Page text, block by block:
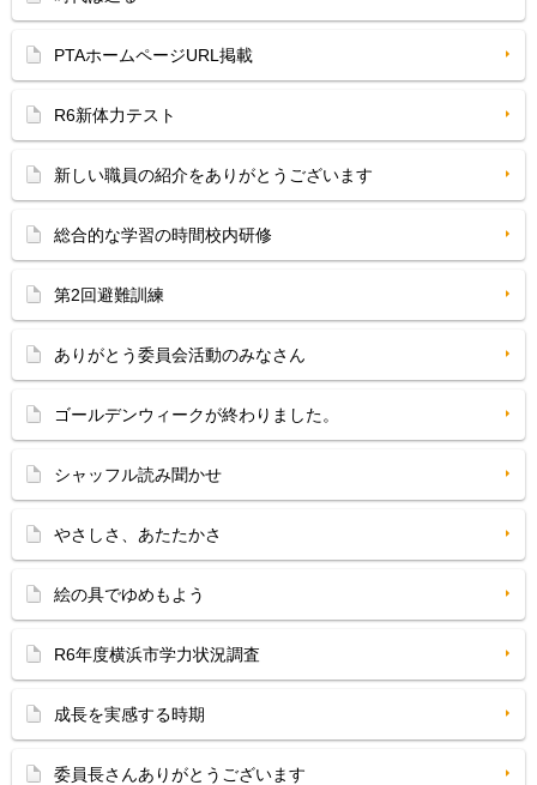
PTAホームページURL掲載
R6新体力テスト
新しい職員の紹介をありがとうございます
総合的な学習の時間校内研修
第2回避難訓練
ありがとう委員会活動のみなさん
ゴールデンウィークが終わりました。
シャッフル読み聞かせ
やさしさ、あたたかさ
絵の具でゆめもよう
R6年度横浜市学力状況調査
成長を実感する時期
委員長さんありがとうございます